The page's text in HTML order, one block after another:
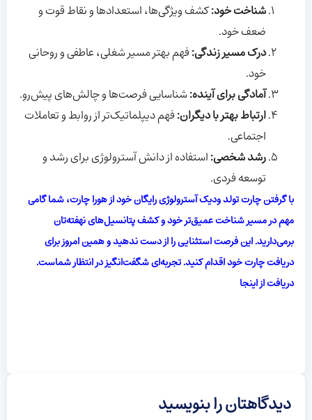
شناخت خود:کشف ویژگی‌ها، استعدادها و نقاط قوت و
ضعف خود.
درک مسیر زندگی:فهم بهتر مسیر شغلی، عاطفی و روحانی
خود.
آمادگی برای آینده:شناسایی فرصت‌ها و چالش‌های پیش‌رو.
ارتباط بهتر با دیگران:فهم دیپلماتیک‌تر از روابط و تعاملات
اجتماعی.
رشد شخصی:استفاده از دانش آسترولوژی برای رشد و
توسعه فردی.
با گرفتن چارت تولد ودیک آسترولوژی رایگان خود از هورا چارت، شما گامی
مهم در مسیر شناخت عمیق‌تر خود و کشف پتانسیل‌های نهفته‌تان
برمی‌دارید. این فرصت استثنایی را از دست ندهید و همین امروز برای
دریافت چارت خود اقدام کنید. تجربه‌ای شگفت‌انگیز در انتظار شماست.
دریافت از اینجا
دیدگاهتان را بنویسید